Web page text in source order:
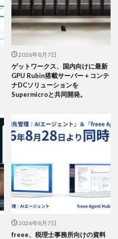
2026年8月7日
ゲットワークス、国内向けに最新
GPU Rubin搭載サーバー＋コンテ
ナDCソリューションを
Supermicroと共同開発。
2026年8月7日
freee、税理士事務所向けの資料